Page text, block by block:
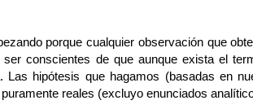
porque cualquier observación que
conscientes de que aunque exista el
hipótesis que hagamos (basadas en
reales (excluyo enunciados